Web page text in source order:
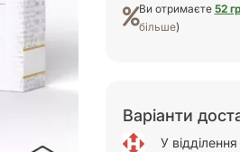
Ви отримаєте 52
більше)
Варіанти
У